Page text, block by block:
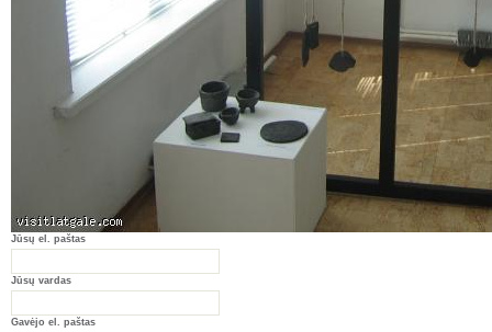
Jūsų el. paštas
Jūsų vardas
Gavėjo el. paštas